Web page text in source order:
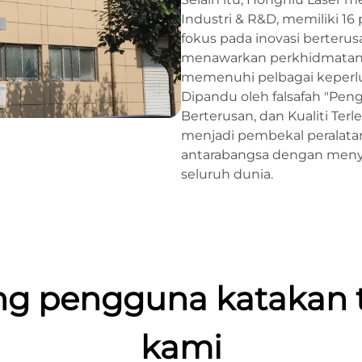
Industri & R&D, memiliki
fokus pada inovasi
menawarkan
memenuhi pelbagai
Dipandu oleh falsafah
Berterusan, dan Kualiti
menjadi pembekal
antarabangsa dengan
seluruh dunia.
pengguna katakan
kami